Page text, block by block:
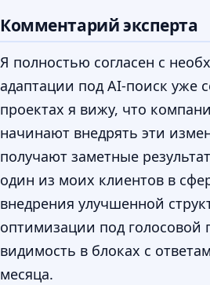
Комментарий эксперта
Я полностью согласен с
адаптации под AI-поиск уже
проектах я вижу, что
начинают внедрять эти
получают заметные
один из моих клиентов в
внедрения улучшенной
оптимизации под голосовой
видимость в блоках с
месяца.